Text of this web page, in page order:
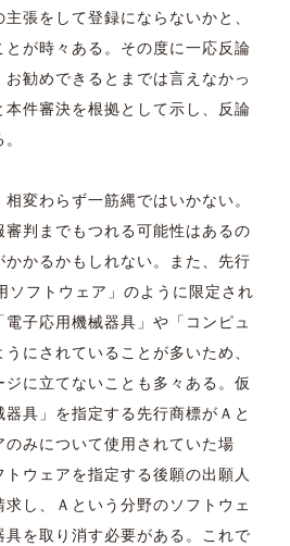
張をして登録にならないかと、
が時々ある。その度に一応反論
勧めできるとまでは言えなかっ
件審決を根拠として示し、反論
変わらず一筋縄ではいかない。
審判までもつれる可能性はあるの
かるかもしれない。また、先行
ソフトウェア」のように限定され
子応用機械器具」や「コンピュ
にされていることが多いため、
に立てないことも多々ある。仮
具」を指定する先行商標がＡと
みについて使用されていた場
ウェアを指定する後願の出願人
し、Ａという分野のソフトウェ
を取り消す必要がある。これで